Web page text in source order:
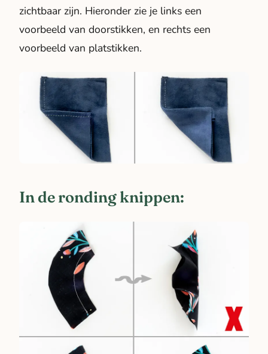
zichtbaar zijn. Hieronder zie je links een
voorbeeld van doorstikken, en rechts een
voorbeeld van platstikken.
In de ronding knippen: